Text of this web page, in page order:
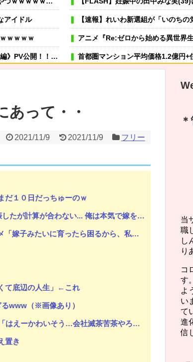
アイドル
ｗｗｗｗ
公開！！！！
ックはこちらです…
、大好き…」 と大反響
【速報】れいわ新選組が「いのち
アニメ『Re:ゼロから始める異世界生
首都圏マンション平均価格1.2億円+住宅ロ
薬剤師「なんでジェネリック嫌なん
虐待されて育った私にウトメ「子供を産んだらご両親への感謝の気持
嫁が風呂入ってる間に子供と寝室に行って俺だけ寝落ちしたら嫁から「
専業主夫のイメージ
あって・・
2021/11/9 2021/11/9 フリー
だ１０日だっちゅーのｗ
たつもりだったし嫁も幸せそうだった。しかし嫁はその裏で俺を騙していた。
コトメ「そうよ、置いて帰っていいわよ」私「と、いうことは…？」→結果
て底辺の人生」←これ
るwww（※画像あり）
ーかわいそう…会社滅茶苦茶やろなぁ」
置き
当
職
し
り
コ
す
よ
い
て
進
信